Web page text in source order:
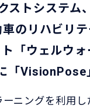
ストシステム、
車のリハビリ
「ウェルウォ
「VisionPose
ーニングを利用